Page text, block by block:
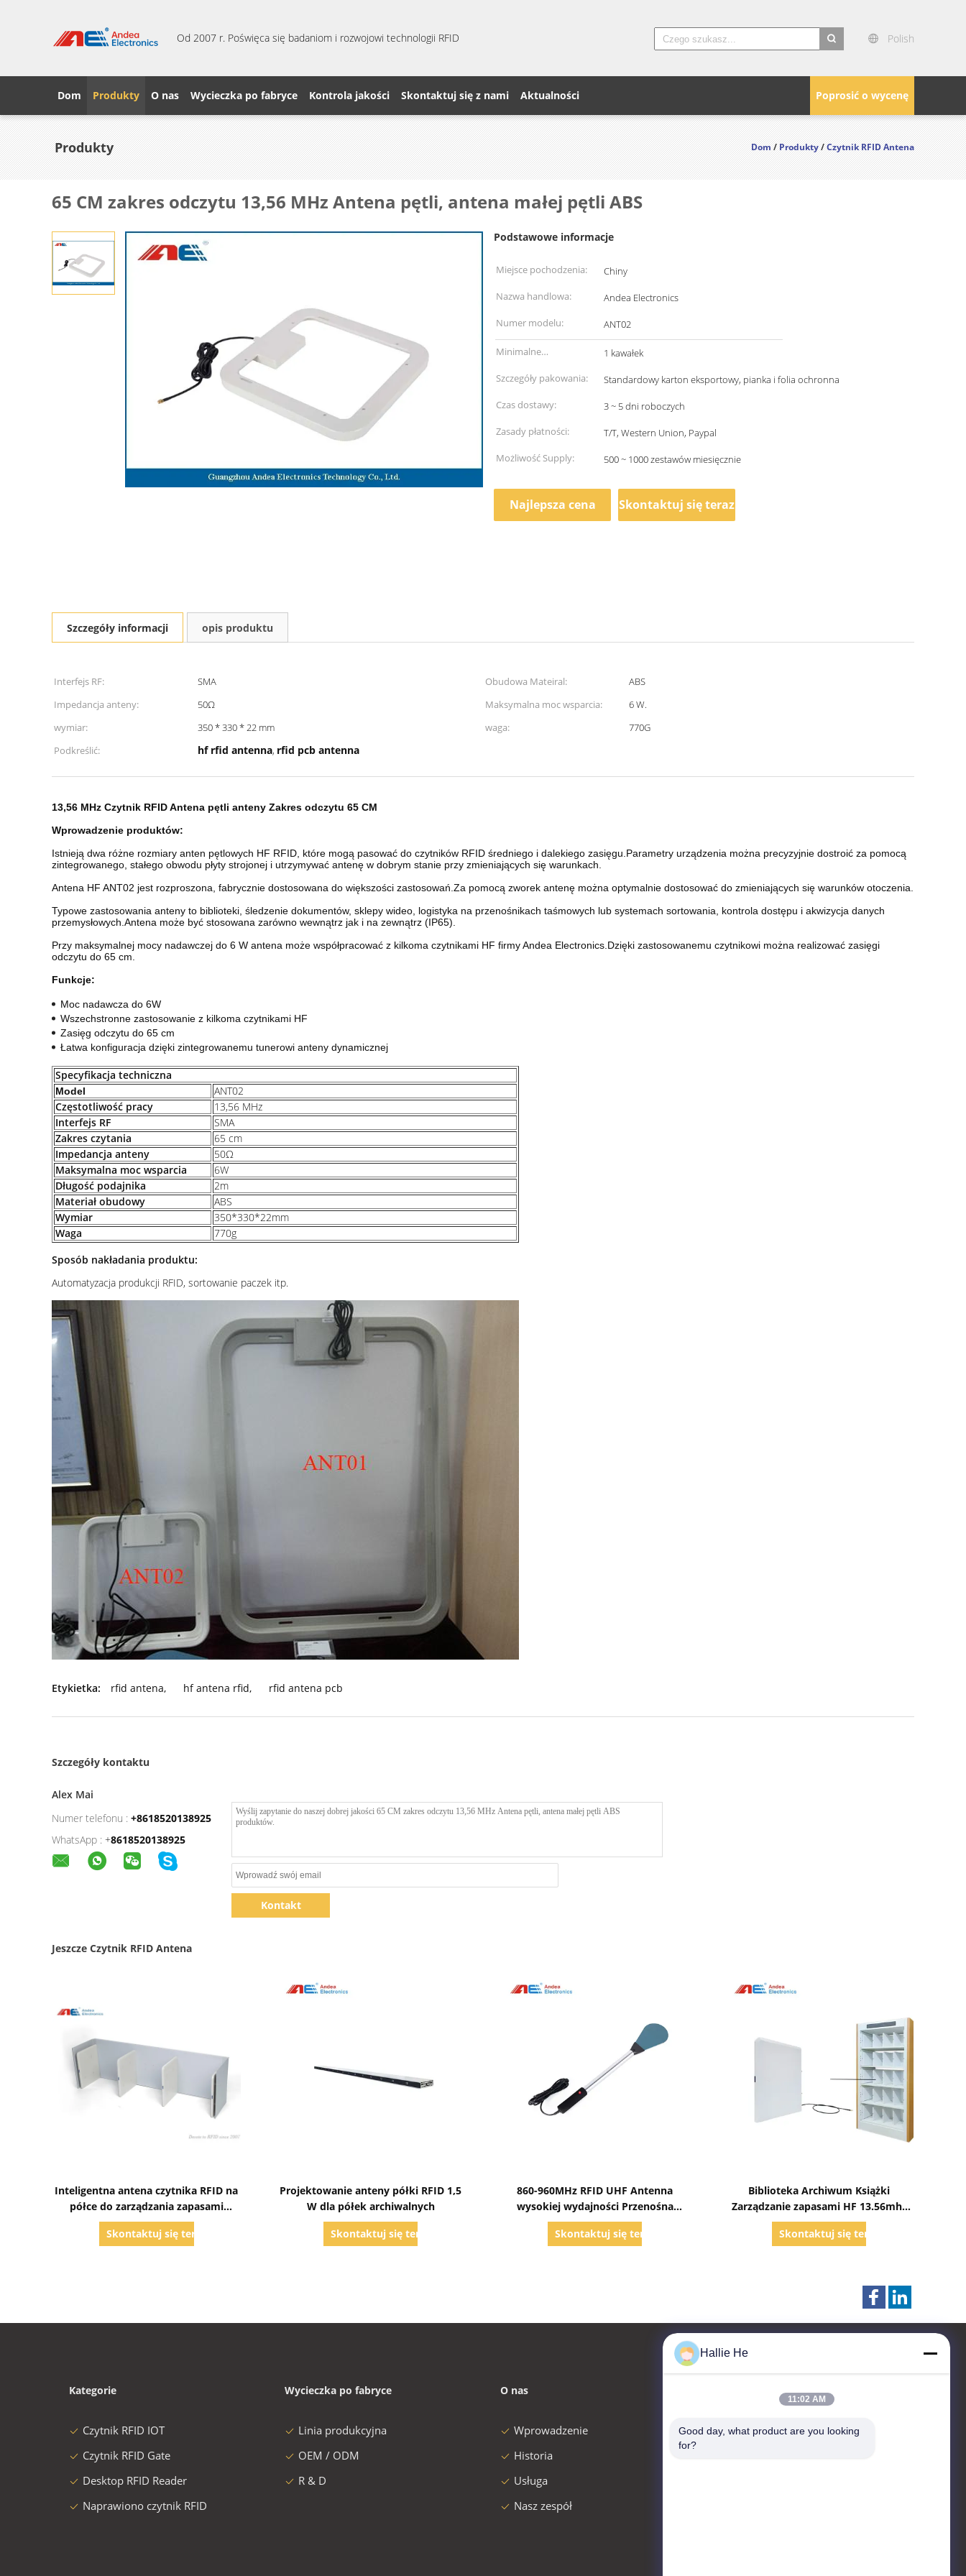
Od 2007 r. Poświęca się badaniom i rozwojowi technologii RFID
Polish
Poprosić o wycenę
Dom Produkty O nas Wycieczka po fabryce Kontrola jakości Skontaktuj się z nami Aktualności
Produkty Dom/Produkty/Czytnik RFID Antena
65 CM zakres odczytu 13,56 MHz Antena pętli, antena małej pętli ABS
Podstawowe informacje
Miejsce pochodzenia:
Chiny
Nazwa handlowa:
Andea Electronics
Numer modelu:
ANT02
Minimalne
zamówienie:
1 kawałek
Szczegóły pakowania:
Standardowy karton eksportowy, pianka i folia ochronna
Czas dostawy:
3 ~ 5 dni roboczych
Zasady płatności:
T/T, Western Union, Paypal
Możliwość Supply:
500 ~ 1000 zestawów miesięcznie
Najlepsza cena Skontaktuj się teraz
Szczegóły informacji opis produktu
Interfejs RF: SMA Obudowa Mateiral:
ABS
Impedancja anteny:
50Ω Maksymalna moc wsparcia:
6 W.
wymiar:
350 * 330 * 22 mm waga:
770G
Podkreślić:
hf rfid antenna, rfid pcb antenna
13,56 MHz Czytnik RFID Antena pętli anteny Zakres odczytu 65 CM
Wprowadzenie produktów:
Istnieją dwa różne rozmiary anten pętlowych HF RFID, które mogą pasować do czytników RFID średniego i dalekiego zasięgu.Parametry urządzenia można precyzyjnie dostroić za pomocą
zintegrowanego, stałego obwodu płyty strojonej i utrzymywać antenę w dobrym stanie przy zmieniających się warunkach.
Antena HF ANT02 jest rozproszona, fabrycznie dostosowana do większości zastosowań.Za pomocą zworek antenę można optymalnie dostosować do zmieniających się warunków otoczenia.
Typowe zastosowania anteny to biblioteki, śledzenie dokumentów, sklepy wideo, logistyka na przenośnikach taśmowych lub systemach sortowania, kontrola dostępu i akwizycja danych
przemysłowych.Antena może być stosowana zarówno wewnątrz jak i na zewnątrz (IP65).
Przy maksymalnej mocy nadawczej do 6 W antena może współpracować z kilkoma czytnikami HF firmy Andea Electronics.Dzięki zastosowanemu czytnikowi można realizować zasięgi
odczytu do 65 cm.
Funkcje:
Moc nadawcza do 6W
Wszechstronne zastosowanie z kilkoma czytnikami HF
Zasięg odczytu do 65 cm
Łatwa konfiguracja dzięki zintegrowanemu tunerowi anteny dynamicznej
Specyfikacja techniczna
Model
ANT02
Częstotliwość pracy
13,56 MHz
Interfejs RF
SMA
Zakres czytania
65 cm
Impedancja anteny
50Ω
Maksymalna moc wsparcia
6W
Długość podajnika
2m
Materiał obudowy
ABS
Wymiar
350*330*22mm
Waga
770g
Sposób nakładania produktu:
Automatyzacja produkcji RFID, sortowanie paczek itp.
Etykietka: rfid antena, hf antena rfid, rfid antena pcb
Szczegóły kontaktu
Alex Mai
Numer telefonu : +8618520138925
WhatsApp : +8618520138925
Kontakt
Jeszcze Czytnik RFID Antena
Inteligentna antena czytnika RFID na
półce do zarządzania zapasami
biblioteki
Skontaktuj się teraz
Projektowanie anteny półki RFID 1,5
W dla półek archiwalnych
Skontaktuj się teraz
860-960MHz RFID UHF Antenna
wysokiej wydajności Przenośna
antenka przenośna do zarządzania
książkami i archiwami
Skontaktuj się teraz
Biblioteka Archiwum Książki
Zarządzanie zapasami HF 13.56mhz
RFID Reader Inteligentna półka z
książkami Antenna
Skontaktuj się teraz
Kategorie
Czytnik RFID IOT
Czytnik RFID Gate
Desktop RFID Reader
Naprawiono czytnik RFID
Wycieczka po fabryce
Linia produkcyjna
OEM / ODM
R & D
O nas
Wprowadzenie
Historia
Usługa
Nasz zespół
Skontaktuj się z nami
Guangzhou Andea Electronics
Technology Co., Ltd.
Hallie He
11:02 AM
Good day, what product are you looking
for?